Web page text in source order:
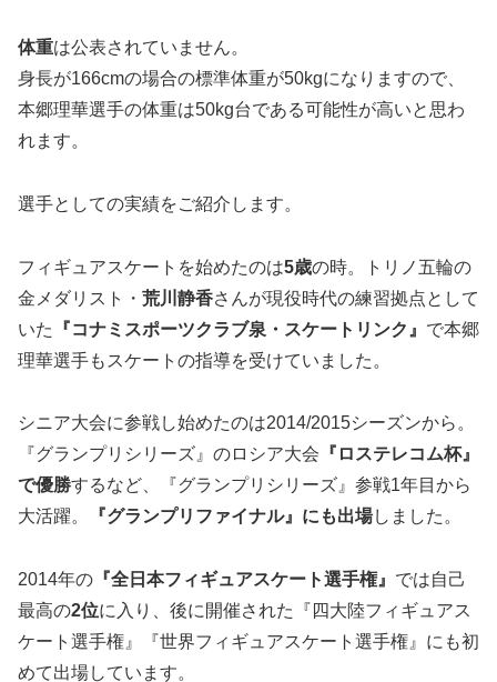
体重は公表されていません。
身長が166cmの場合の標準体重が50kgになりますので、
本郷理華選手の体重は50kg台である可能性が高いと思わ
れます。
選手としての実績をご紹介します。
フィギュアスケートを始めたのは5歳の時。トリノ五輪の
金メダリスト・ 荒川静香さんが現役時代の練習拠点として
いた
『コナミスポーツクラブ泉・スケートリンク』 で本郷
理華選手もスケートの指導を受けていました。
シニア大会に参戦し始めたのは2014/2015シーズンから。
『グランプリシリーズ』のロシア大会 『ロステレコム杯』
で優勝するなど、『グランプリシリーズ』参戦1年目から
大活躍。
『グランプリファイナル』にも出場しました。
2014年の 『全日本フィギュアスケート選手権』 では自己
最高の2位に入り、後に開催された『四大陸フィギュアス
ケート選手権』『世界フィギュアスケート選手権』にも初
めて出場しています。